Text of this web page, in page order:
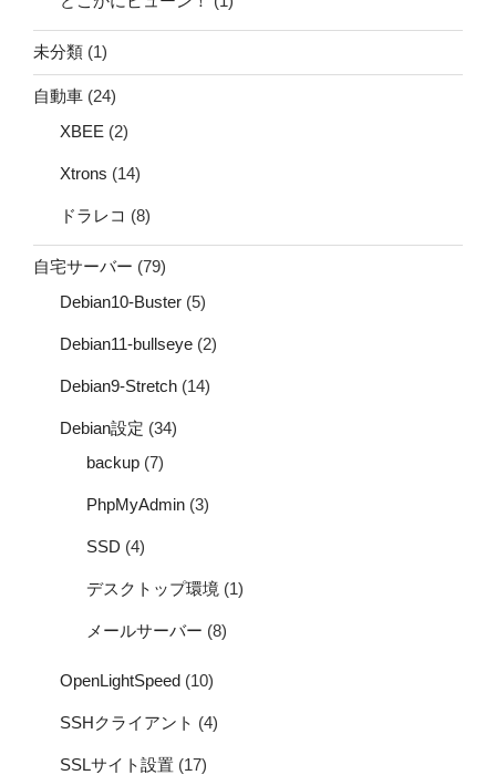
未分類 (1)
自動車 (24)
XBEE (2)
Xtrons (14)
ドラレコ (8)
自宅サーバー (79)
Debian10-Buster (5)
Debian11-bullseye (2)
Debian9-Stretch (14)
Debian設定 (34)
backup (7)
PhpMyAdmin (3)
SSD (4)
デスクトップ環境 (1)
メールサーバー (8)
OpenLightSpeed (10)
SSHクライアント (4)
SSLサイト設置 (17)